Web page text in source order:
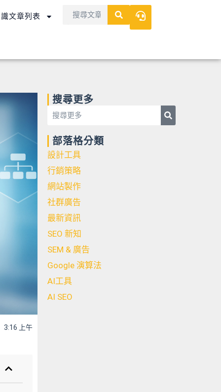
文章列表
Search Search
3:16 上午
搜尋更多
Search Search
部落格分類
設計工具
行銷策略
網站製作
社群廣告
最新資訊
SEO 新知
SEM & 廣告
Google 演算法
AI工具
AI SEO